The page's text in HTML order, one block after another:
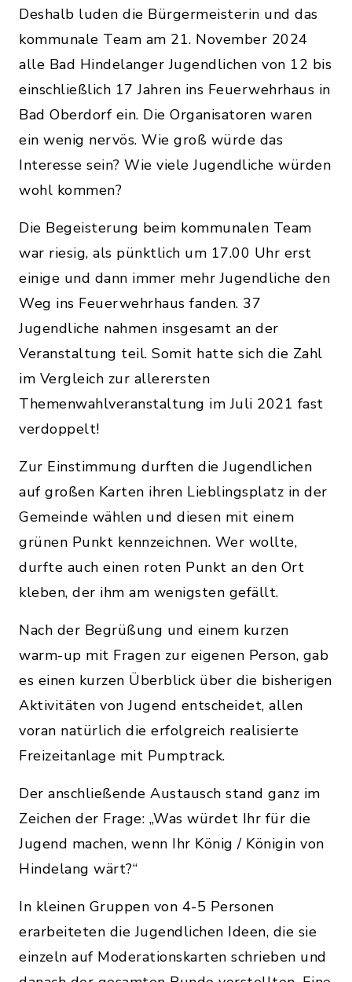
Deshalb luden die Bürgermeisterin und das
kommunale Team am 21. November 2024
alle Bad Hindelanger Jugendlichen von 12 bis
einschließlich 17 Jahren ins Feuerwehrhaus in
Bad Oberdorf ein. Die Organisatoren waren
ein wenig nervös. Wie groß würde das
Interesse sein? Wie viele Jugendliche würden
wohl kommen?
Die Begeisterung beim kommunalen Team
war riesig, als pünktlich um 17.00 Uhr erst
einige und dann immer mehr Jugendliche den
Weg ins Feuerwehrhaus fanden. 37
Jugendliche nahmen insgesamt an der
Veranstaltung teil. Somit hatte sich die Zahl
im Vergleich zur allerersten
Themenwahlveranstaltung im Juli 2021 fast
verdoppelt!
Zur Einstimmung durften die Jugendlichen
auf großen Karten ihren Lieblingsplatz in der
Gemeinde wählen und diesen mit einem
grünen Punkt kennzeichnen. Wer wollte,
durfte auch einen roten Punkt an den Ort
kleben, der ihm am wenigsten gefällt.
Nach der Begrüßung und einem kurzen
warm-up mit Fragen zur eigenen Person, gab
es einen kurzen Überblick über die bisherigen
Aktivitäten von Jugend entscheidet, allen
voran natürlich die erfolgreich realisierte
Freizeitanlage mit Pumptrack.
Der anschließende Austausch stand ganz im
Zeichen der Frage: „Was würdet Ihr für die
Jugend machen, wenn Ihr König / Königin von
Hindelang wärt?“
In kleinen Gruppen von 4-5 Personen
erarbeiteten die Jugendlichen Ideen, die sie
einzeln auf Moderationskarten schrieben und